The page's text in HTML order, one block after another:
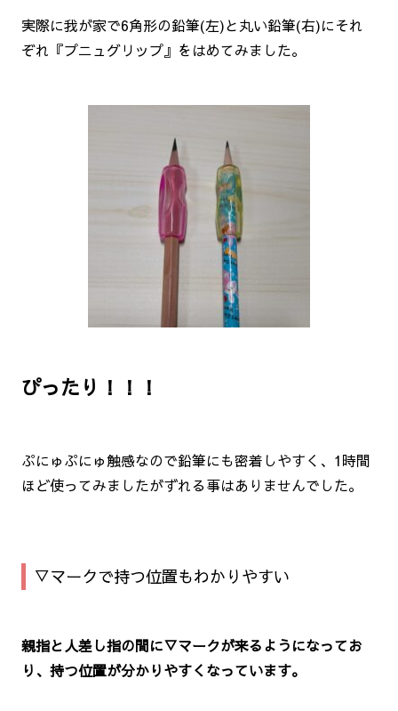
実際に我が家で6角形の鉛筆(左)と丸い鉛筆(右)にそれ
ぞれ『プニュグリップ』をはめてみました。
ぴったり！！！
ぷにゅぷにゅ触感なので鉛筆にも密着しやすく、1時間
ほど使ってみましたがずれる事はありませんでした。
▽マークで持つ位置もわかりやすい
親指と人差し指の間に▽マークが来るようになってお
り、持つ位置が分かりやすくなっています。